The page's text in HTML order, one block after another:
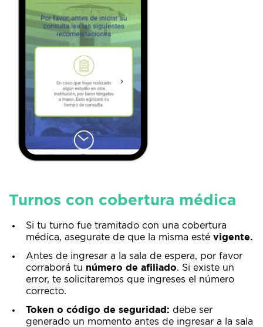
Turnos con cobertura médica
Si tu turno fue tramitado con una cobertura
médica, asegurate de que la misma esté vigente.
Antes de ingresar a la sala de espera, por favor
corraborá tu número de afiliado. Si existe un
error, te solicitaremos que ingreses el número
correcto.
Token o código de seguridad: debe ser
generado un momento antes de ingresar a la sala